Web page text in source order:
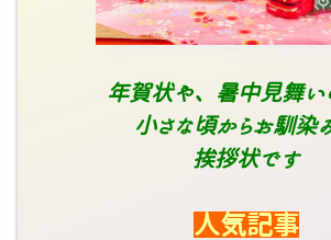
年賀状や、暑中見舞い
小さな頃からお馴染
挨拶状です
人気記事